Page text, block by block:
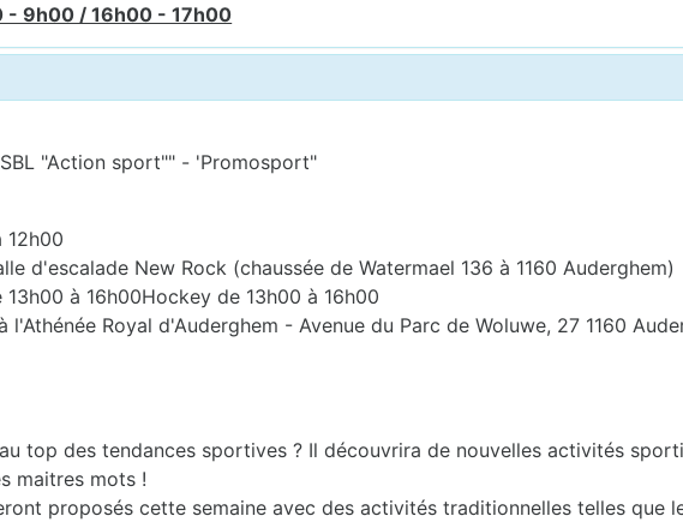
- 9h00 / 16h00 - 17h00
"Action sport"" - 'Promosport"
12h00
d'escalade New Rock (chaussée de Watermael 136 à 1160 Auderghem)
13h00 à 16h00Hockey de 13h00 à 16h00
l'Athénée Royal d'Auderghem - Avenue du Parc de Woluwe, 27 1160
top des tendances sportives ? Il découvrira de nouvelles activités
maitres mots !
proposés cette semaine avec des activités traditionnelles telles que